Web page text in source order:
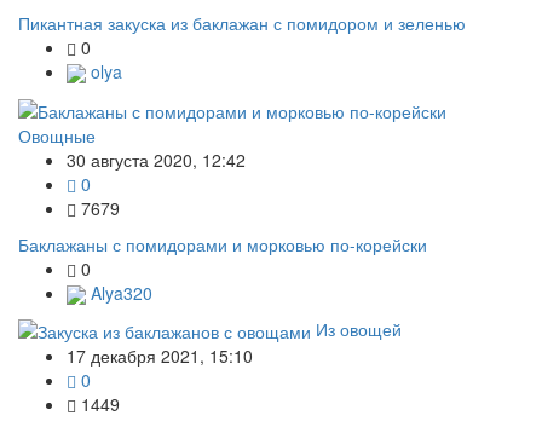
Пикантная закуска из баклажан с помидором и зеленью
0
olya
Овощные
30 августа 2020, 12:42
0
7679
Баклажаны с помидорами и морковью по-корейски
0
Alya320
Из овощей
17 декабря 2021, 15:10
0
1449